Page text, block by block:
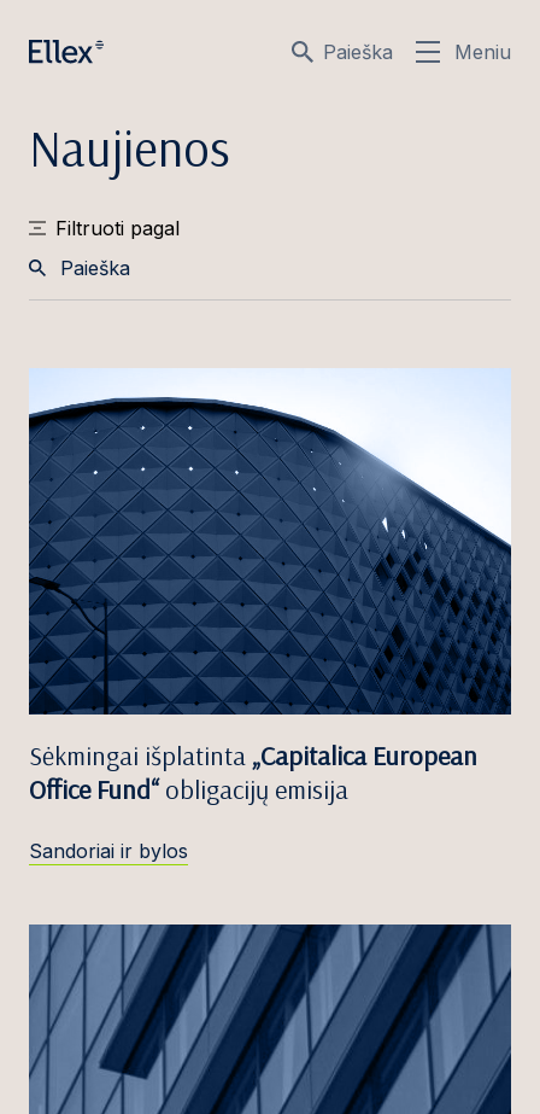
Paieška Meniu
Naujienos
Filtruoti pagal
Sėkmingai išplatinta „Capitalica European
Office Fund“obligacijų emisija
Sandoriai ir bylos